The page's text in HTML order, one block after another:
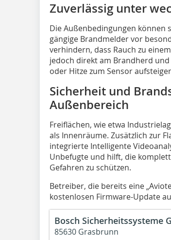
Zuverlässig unter
Die Außenbedingungen können
gängige Brandmelder vor
verhindern, dass Rauch zu
jedoch direkt am Brandherd
oder Hitze zum Sensor
Sicherheit und
Außenbereich
Freiflächen, wie etwa
als Innenräume. Zusätzlich zur
integrierte Intelligente
Unbefugte und hilft, die
Gefahren zu schützen.
Betreiber, die bereits eine
kostenlosen Firmware-Update
Bosch Sicherheitssysteme
85630 Grasbrunn